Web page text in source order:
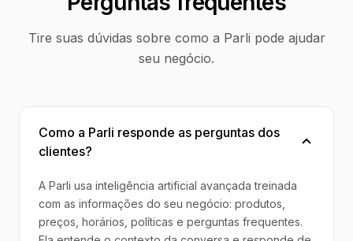
Tire suas dúvidas sobre como a Parli pode ajudar
seu negócio.
Como a Parli responde as perguntas dos
clientes?
A Parli usa inteligência artificial avançada treinada
com as informações do seu negócio: produtos,
preços, horários, políticas e perguntas frequentes.